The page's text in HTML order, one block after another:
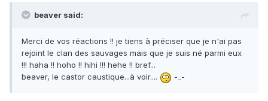
beaver said:
Merci de vos réactions !! je tiens à préciser que je n'ai pas
rejoint le clan des sauvages mais que je suis né parmi eux
!!! haha !! hoho !! hihi !!! hehe !! bref...
beaver, le castor caustique...à voir....
-_-